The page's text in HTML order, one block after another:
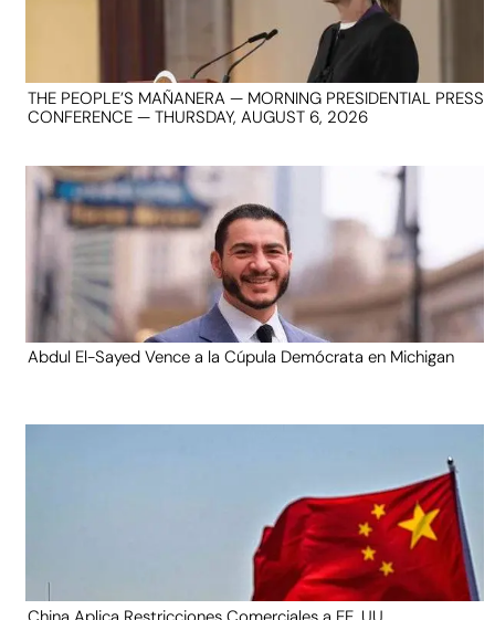
THE PEOPLE’S MAÑANERA — MORNING PRESIDENTIAL PRESS
CONFERENCE — THURSDAY, AUGUST 6, 2026
Abdul El-Sayed Vence a la Cúpula Demócrata en Michigan